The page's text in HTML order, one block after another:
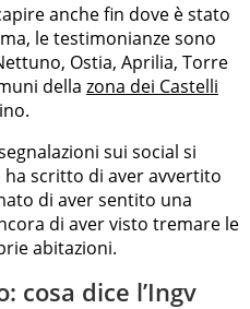
anche fin dove è stato
le testimonianze sono
Ostia, Aprilia, Torre
della zona dei Castelli
sui social si
scritto di aver avvertito
di aver sentito una
di aver visto tremare le
abitazioni.
cosa dice l’Ingv